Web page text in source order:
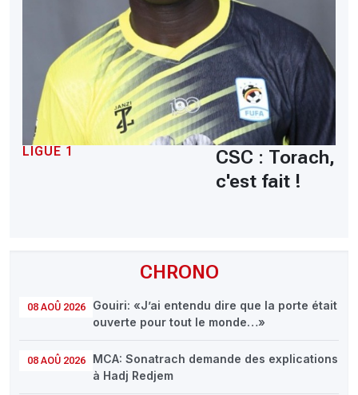
CHRONO
08 AOÛ 2026
Gouiri: «J’ai entendu dire que la porte était
ouverte pour tout le monde…»
08 AOÛ 2026
MCA: Sonatrach demande des explications
à Hadj Redjem
LIGUE 1
CSC : Torach,
c'est fait !